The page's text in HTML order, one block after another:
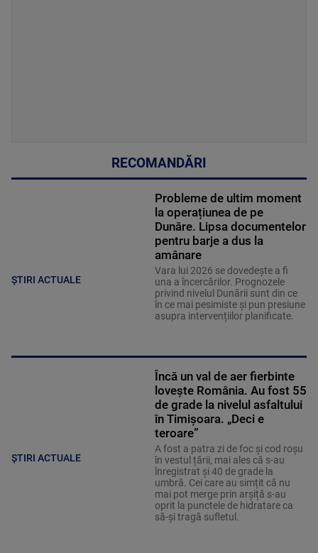
RECOMANDĂRI
ȘTIRI ACTUALE
Probleme de ultim moment
la operațiunea de pe
Dunăre. Lipsa documentelor
pentru barje a dus la
amânare
Vara lui 2026 se dovedește a fi
una a încercărilor. Prognozele
privind nivelul Dunării sunt din ce
în ce mai pesimiste și pun presiune
asupra intervențiilor planificate.
ȘTIRI ACTUALE
Încă un val de aer fierbinte
lovește România. Au fost 55
de grade la nivelul asfaltului
în Timișoara. „Deci e
teroare”
A fost a patra zi de foc și cod roșu
în vestul țării, mai ales că s-au
înregistrat și 40 de grade la
umbră. Cei care au simțit că nu
mai pot merge prin arșiță s-au
oprit la punctele de hidratare ca
să-și tragă sufletul.